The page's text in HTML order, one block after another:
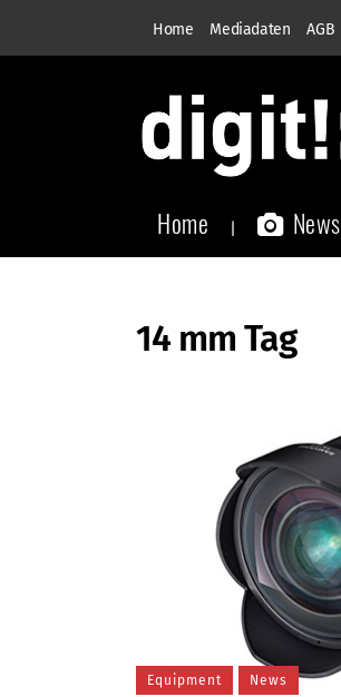
Home Mediadaten AGB
Home News
14 mm Tag
Equipment News